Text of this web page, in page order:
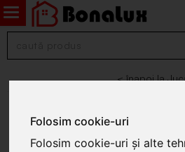
Folosim cookie-uri
Folosim cookie-uri și alte